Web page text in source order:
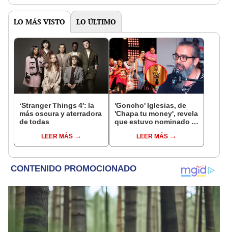
LO MÁS VISTO LO ÚLTIMO
‘Stranger Things 4′: la
más oscura y aterradora
de todas
LEER MÁS
'Goncho' Iglesias, de
'Chapa tu money', revela
que estuvo nominado al
LEER MÁS